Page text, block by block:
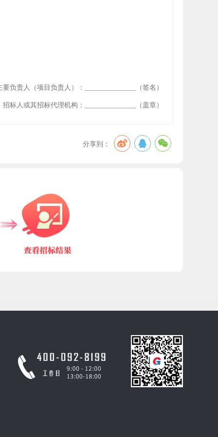
负责人（项目负责人）： （签名）
招标人或其招标代理机构： （盖章）
分享到：